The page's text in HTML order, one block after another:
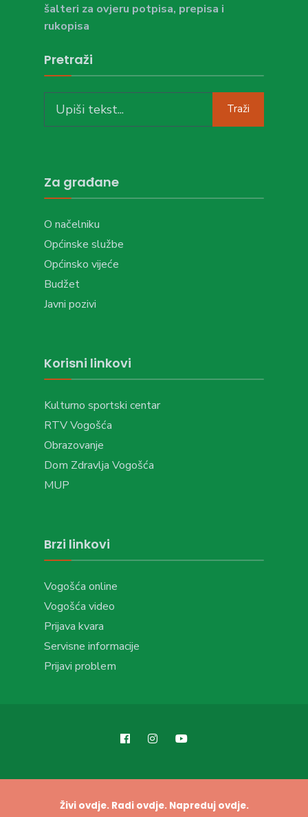
šalteri za ovjeru potpisa, prepisa i
rukopisa
Pretraži
for:
Traži
Za građane
O načelniku
Općinske službe
Općinsko vijeće
Budžet
Javni pozivi
Korisni linkovi
Kulturno sportski centar
RTV Vogošća
Obrazovanje
Dom Zdravlja Vogošća
MUP
Brzi linkovi
Vogošća online
Vogošća video
Prijava kvara
Servisne informacije
Prijavi problem
Živi ovdje. Radi ovdje. Napreduj ovdje.